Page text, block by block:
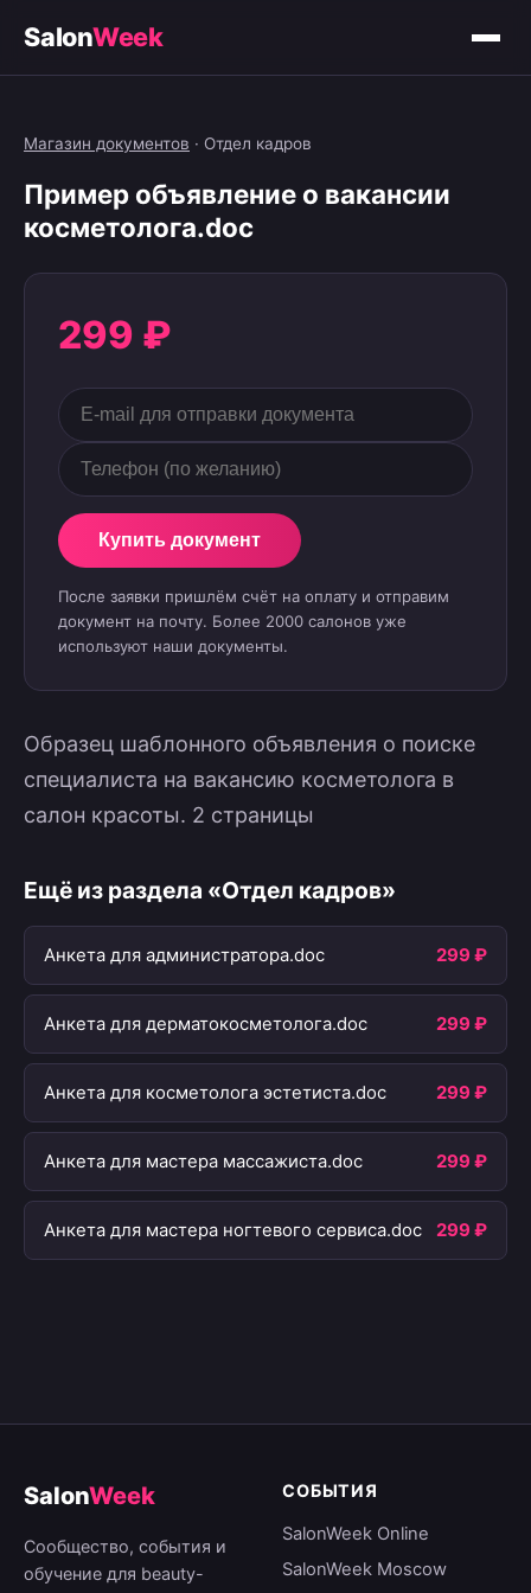
SalonWeek
Магазин документов · Отдел кадров
Пример объявление о вакансии
косметолога.doc
299 ₽
Купить документ
После заявки пришлём счёт на оплату и отправим
документ на почту. Более 2000 салонов уже
используют наши документы.
Образец шаблонного объявления о поиске
специалиста на вакансию косметолога в
салон красоты. 2 страницы
Ещё из раздела «Отдел кадров»
Анкета для администратора.doc 299 ₽
Анкета для дерматокосметолога.doc 299 ₽
Анкета для косметолога эстетиста.doc 299 ₽
Анкета для мастера массажиста.doc 299 ₽
Анкета для мастера ногтевого сервиса.doc 299 ₽
SalonWeek
Сообщество, события и
обучение для beauty-
СОБЫТИЯ
SalonWeek Online
SalonWeek Moscow